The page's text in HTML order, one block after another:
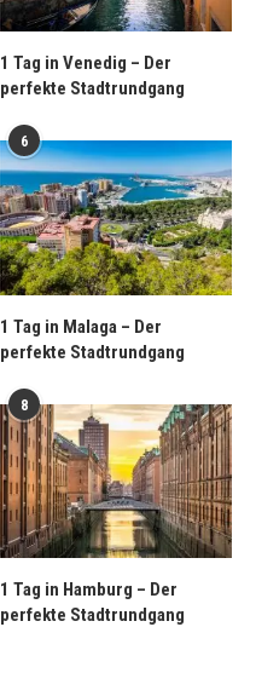
1 Tag in Venedig – Der
perfekte Stadtrundgang
6
1 Tag in Malaga – Der
perfekte Stadtrundgang
8
1 Tag in Hamburg – Der
perfekte Stadtrundgang